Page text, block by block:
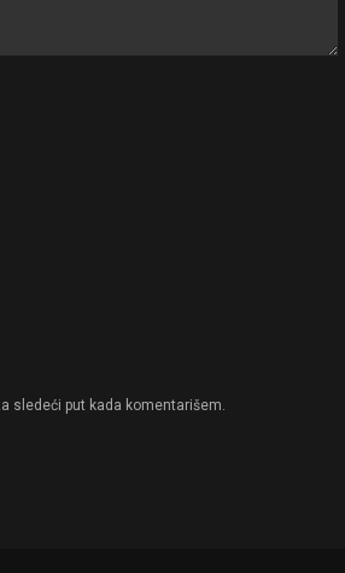
sledeći put kada komentarišem.